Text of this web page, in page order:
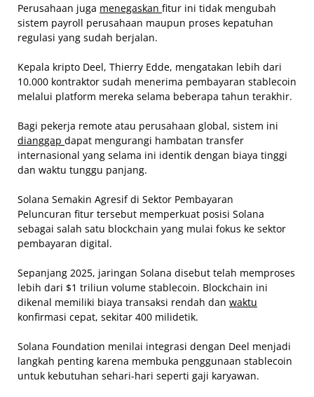
Perusahaan juga menegaskan fitur ini tidak mengubah
sistem payroll perusahaan maupun proses kepatuhan
regulasi yang sudah berjalan.
Kepala kripto Deel, Thierry Edde, mengatakan lebih dari
10.000 kontraktor sudah menerima pembayaran stablecoin
melalui platform mereka selama beberapa tahun terakhir.
Bagi pekerja remote atau perusahaan global, sistem ini
dianggap dapat mengurangi hambatan transfer
internasional yang selama ini identik dengan biaya tinggi
dan waktu tunggu panjang.
Solana Semakin Agresif di Sektor Pembayaran
Peluncuran fitur tersebut memperkuat posisi Solana
sebagai salah satu blockchain yang mulai fokus ke sektor
pembayaran digital.
Sepanjang 2025, jaringan Solana disebut telah memproses
lebih dari $1 triliun volume stablecoin. Blockchain ini
dikenal memiliki biaya transaksi rendah dan waktu
konfirmasi cepat, sekitar 400 milidetik.
Solana Foundation menilai integrasi dengan Deel menjadi
langkah penting karena membuka penggunaan stablecoin
untuk kebutuhan sehari-hari seperti gaji karyawan.